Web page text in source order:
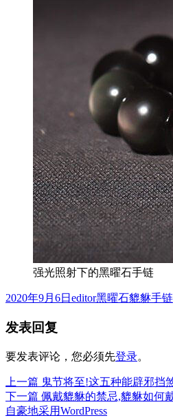
强光照射下的黑曜石手链
发
于
2020年9月6日 作
editor分
黑曜石貔貅手链
发表回复
要发表评论，您必须先登录。
文
章
上一篇 上
篇
文
鬼节将至!这五种能辟邪挡
下一篇 下
篇
佩戴貔貅的禁忌,貔貅如何
自豪地采用WordPress